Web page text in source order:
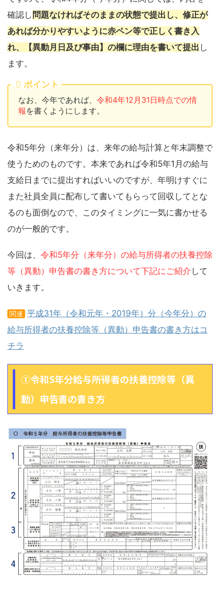
確認し 問題なければそのままの状態で提出し、修正が
あれば分かりやすいように赤ペン等で正しく書き入
れ、【異動月日及び事由】の欄に理由を書いて提出 し
ます。
ポイント
なお、今年であれば、 令和4年12月31日時点での情
報 を書くようにします。
令和5年分（来年分）は、来年の給与計算と年末調整で
使うためのものです。本来であれば令和5年1月の給与
支給日までに提出すればいいのですが、年明けすぐに
また社員全員に配布して書いてもらって回収してとな
るのも面倒なので、このタイミングに一気に書かせる
のが一般的です。
今回は、 令和5年分（来年分）の給与所得者の扶養控除
等（異動）申告書の書き方について下記にご紹介 して
いきます。
関連 平成31年（令和元年・2019年）分（今年分）の
給与所得者の扶養控除等（異動）申告書の書き方はコ
チラ
①令和5年分給与所得者の扶養控除等（異
動）申告書の書き方